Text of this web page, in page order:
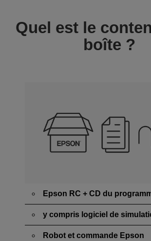
Quel est le
boîte ?
Epson RC + CD du
y compris logiciel de
Robot et commande Epson